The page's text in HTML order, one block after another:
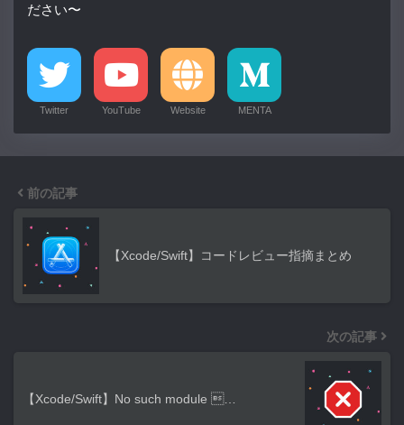
ださい〜
Twitter YouTube Website MENTA
前の記事
【Xcode/Swift】コードレビュー指摘まとめ
次の記事
【Xcode/Swift】No such module …